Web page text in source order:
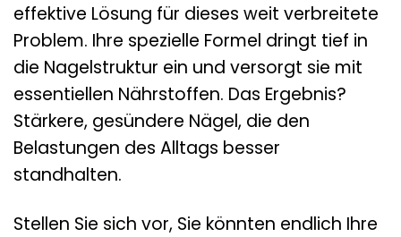
effektive Lösung für dieses weit verbreitete
Problem. Ihre spezielle Formel dringt tief in
die Nagelstruktur ein und versorgt sie mit
essentiellen Nährstoffen. Das Ergebnis?
Stärkere, gesündere Nägel, die den
Belastungen des Alltags besser
standhalten.
Stellen Sie sich vor, Sie könnten endlich Ihre